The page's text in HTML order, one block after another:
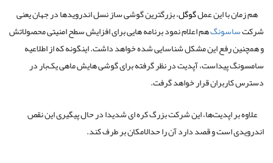
هم زمان با این عملگوگل، بزرگترین گوشی ساز نسل اندروید‌ها در جهان یعنی
شرکتساسونگهم اعلام نمود برنامه هایی برای افزایش سطح امنیتی محصولاتش
و همچنین رفع این مشکل شناسایی شده خواهد داشت. اینگونه که از اطلاعیه
سامسونگ پیداست، آپدیت در نظر گرفته برای گوشی هایش ماهی یک‌بار در
دسترس کاربران قرار خواهد گرفت.
علاوه بر اپدیت‌ها، این شرکت بزرگ کره ای شدیدا در حال پیگیری این نقص
اندرویدی است و قصد دارد آن را حدالامکان بر طرف کند.